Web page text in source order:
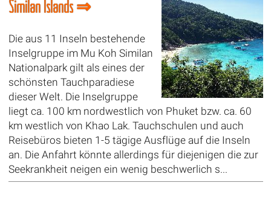
Similan Islands ⇒
Die aus 11 Inseln bestehende
Inselgruppe im Mu Koh Similan
Nationalpark gilt als eines der
schönsten Tauchparadiese
dieser Welt. Die Inselgruppe
liegt ca. 100 km nordwestlich von Phuket bzw. ca. 60
km westlich von Khao Lak. Tauchschulen und auch
Reisebüros bieten 1-5 tägige Ausflüge auf die Inseln
an. Die Anfahrt könnte allerdings für diejenigen die zur
Seekrankheit neigen ein wenig beschwerlich s...